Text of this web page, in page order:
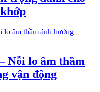
Nỗi lo âm thầm
vận động